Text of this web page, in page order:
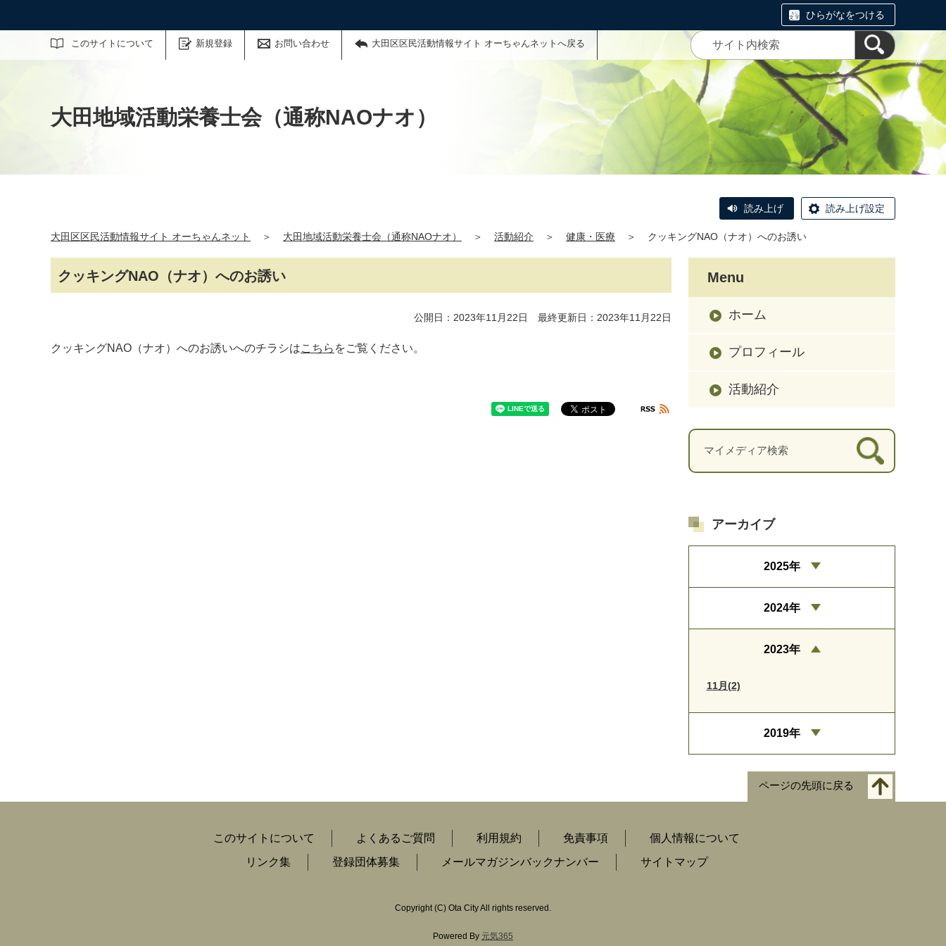
ひらがなをつける
このサイトについて 新規登録 お問い合わせ 大田区区民活動情報サイト オーちゃんネットへ戻る
サイト内検索
大田地域活動栄養士会（通称NAOナオ）
読み上げ 読み上げ設定
大田区区民活動情報サイト オーちゃんネット ＞ 大田地域活動栄養士会（通称NAOナオ） ＞ 活動紹介 ＞ 健康・医療 ＞ クッキングNAO（ナオ）へのお誘い
クッキングNAO（ナオ）へのお誘い
公開日：2023年11月22日 最終更新日：2023年11月22日
クッキングNAO（ナオ）へのお誘いへのチラシはこちら をご覧ください。
Menu
ホーム
プロフィール
活動紹介
アーカイブ
2025年
2024年
2023年
11月(2)
2019年
ページの先頭に戻る
このサイトについて よくあるご質問 利用規約 免責事項
個人情報について
リンク集
登録団体募集 メールマガジンバックナンバー サイトマップ
Copyright (C) Ota City All rights reserved.
Powered By 元気365